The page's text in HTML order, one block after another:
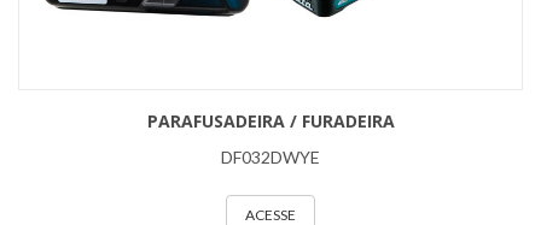
PARAFUSADEIRA / FURADEIRA
DF032DWYE
ACESSE